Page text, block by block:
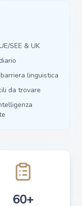
SEE & UK
linguistica
da trovare
60+